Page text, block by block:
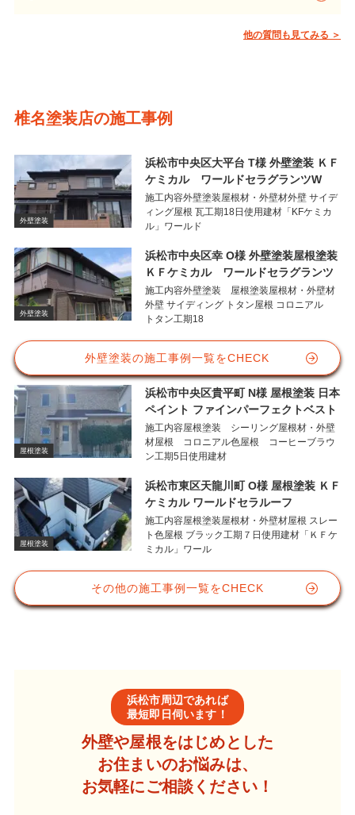
他の質問も見てみる ＞
椎名塗装店の施工事例
外壁塗装
浜松市中央区大平台 T様 外壁塗装 ＫＦ
ケミカル ワールドセラグランツW
施工内容外壁塗装屋根材・外壁材外壁 サイデ
ィング屋根 瓦工期18日使用建材「KFケミカ
ル」ワールド
外壁塗装
浜松市中央区幸 O様 外壁塗装屋根塗装
ＫＦケミカル ワールドセラグランツ
施工内容外壁塗装 屋根塗装屋根材・外壁材
外壁 サイディング トタン屋根 コロニアル
トタン工期18
外壁塗装の施工事例一覧をCHECK
屋根塗装
浜松市中央区貴平町 N様 屋根塗装 日本
ペイント ファインパーフェクトベスト
施工内容屋根塗装 シーリング屋根材・外壁
材屋根 コロニアル色屋根 コーヒーブラウ
ン工期5日使用建材
屋根塗装
浜松市東区天龍川町 O様 屋根塗装 ＫＦ
ケミカル ワールドセラルーフ
施工内容屋根塗装屋根材・外壁材屋根 スレー
ト色屋根 ブラック工期７日使用建材「ＫＦケ
ミカル」ワール
その他の施工事例一覧をCHECK
浜松市周辺であれば
最短即日伺います！
外壁や屋根をはじめとした
お住まいのお悩みは、
お気軽にご相談ください！